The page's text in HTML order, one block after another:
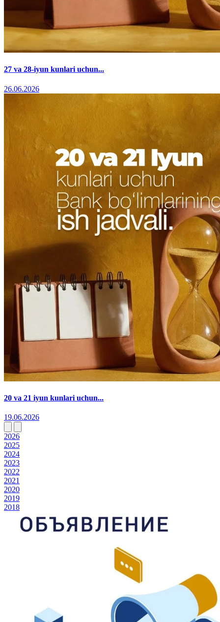
27 va 28-iyun kunlari uchun...
26.06.2026
20 va 21 iyun kunlari uchun...
19.06.2026
2026
2025
2024
2023
2022
2021
2020
2019
2018